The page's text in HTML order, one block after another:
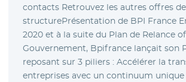
contacts Retrouvez les autres offres
structurePrésentation de BPI France
2020 et à la suite du Plan de Relance
Gouvernement, Bpifrance lançait son
reposant sur 3 piliers : Accélérer la
entreprises avec un continuum